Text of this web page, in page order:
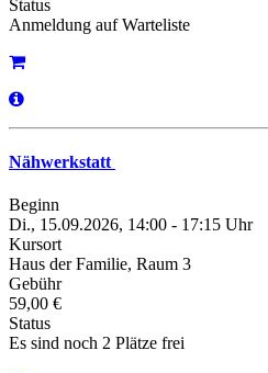
Status
Anmeldung auf Warteliste
Nähwerkstatt
Beginn
Di., 15.09.2026, 14:00 - 17:15 Uhr
Kursort
Haus der Familie, Raum 3
Gebühr
59,00 €
Status
Es sind noch 2 Plätze frei